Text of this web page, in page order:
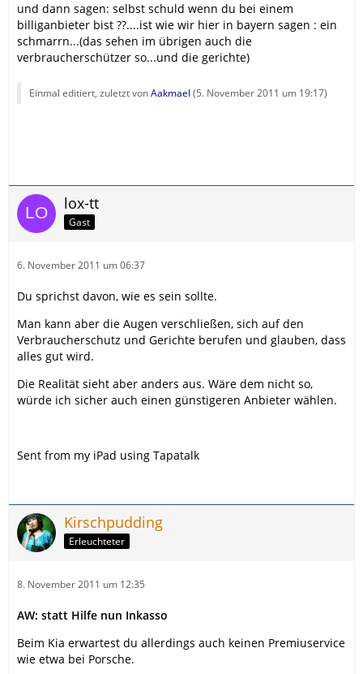
und dann sagen: selbst schuld wenn du bei einem
billiganbieter bist ??....ist wie wir hier in bayern sagen : ein
schmarrn...(das sehen im übrigen auch die
verbraucherschützer so...und die gerichte)
Einmal editiert, zuletzt vonAakmael (5. November 2011 um 19:17)
lox-tt
Gast
6. November 2011 um 06:37
Du sprichst davon, wie es sein sollte.
Man kann aber die Augen verschließen, sich auf den
Verbraucherschutz und Gerichte berufen und glauben, dass
alles gut wird.
Die Realität sieht aber anders aus. Wäre dem nicht so,
würde ich sicher auch einen günstigeren Anbieter wählen.
Sent from my iPad using Tapatalk
Kirschpudding
Erleuchteter
8. November 2011 um 12:35
AW: statt Hilfe nun Inkasso
Beim Kia erwartest du allerdings auch keinen Premiuservice
wie etwa bei Porsche.